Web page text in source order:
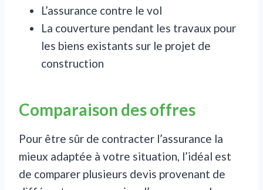
L’assurance contre le vol
La couverture pendant les travaux pour
les biens existants sur ​​le projet de
construction
Comparaison des offres
Pour être sûr de contracter l’assurance la
mieux adaptée à votre situation, l’idéal est
de comparer plusieurs devis provenant de